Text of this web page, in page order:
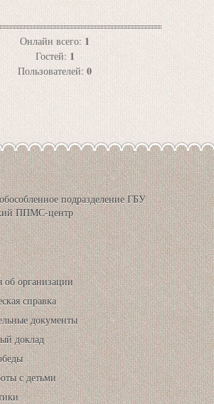
Онлайн всего:1
Гостей: 1
Пользователей: 0
подразделение ГБУ
ППМС-центр
об организации
справка
документы
доклад
с детьми